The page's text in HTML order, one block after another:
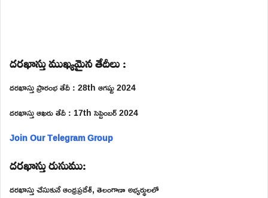
దరఖాస్తు ముఖ్యమైన తేదీలు :
దరఖాస్తు ప్రారంభ తేదీ : 28th ఆగష్టు 2024
దరఖాస్తు ఆఖరు తేదీ : 17th సెప్టెంబర్ 2024
Join Our Telegram Group
దరఖాస్తు రుసుము:
దరఖాస్తు చేసుకునే ఆంధ్రప్రదేశ్, తెలంగాణా అభ్యర్థులలో